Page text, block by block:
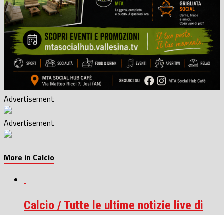
Advertisement
Advertisement
More in Calcio
Calcio / Tutte le ultime notizie live di